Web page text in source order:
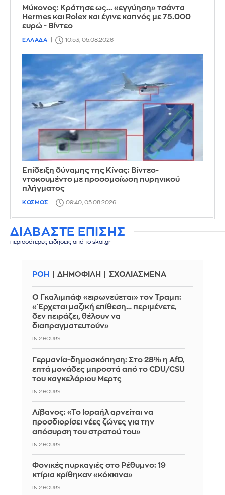
Μύκονος: Κράτησε ως... «εγγύηση» τσάντα
Hermes και Rolex και έγινε καπνός με 75.000
ευρώ - Βίντεο
ΕΛΛΑΔΑ 10:53, 05.08.2026
Επίδειξη δύναμης της Κίνας: Βίντεο-
ντοκουμέντο με προσομοίωση πυρηνικού
πλήγματος
ΚΟΣΜΟΣ 09:40, 05.08.2026
ΔΙΑΒΑΣΤΕ ΕΠΙΣΗΣ
περισσότερες ειδήσεις από το skai.gr
ΡΟΗ ΔΗΜΟΦΙΛΗ ΣΧΟΛΙΑΣΜΕΝΑ
Ο Γκαλιμπάφ «ειρωνεύεται» τον Τραμπ:
«Έρχεται μαζική επίθεση… περιμένετε,
δεν πειράζει, θέλουν να
διαπραγματευτούν»
IN 2 HOURS
Γερμανία-δημοσκόπηση: Στο 28% η AfD,
επτά μονάδες μπροστά από το CDU/CSU
του καγκελάριου Μερτς
IN 2 HOURS
Λίβανος: «Το Ισραήλ αρνείται να
προσδιορίσει νέες ζώνες για την
απόσυρση του στρατού του»
IN 2 HOURS
Φονικές πυρκαγιές στο Ρέθυμνο: 19
κτίρια κρίθηκαν «κόκκινα»
IN 2 HOURS